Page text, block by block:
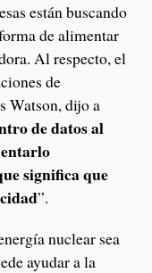
están buscando
de alimentar
Al respecto, el
de
Watson, dijo a
de datos al
significa que
”.
nuclear sea
ayudar a la